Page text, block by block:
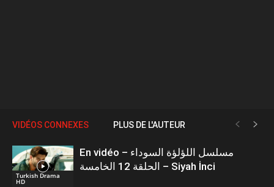
VIDÉOS CONNEXES PLUS DE L'AUTEUR
Turkish Drama
HD
En vidéo – مسلسل اللؤلؤة السوداء
الحلقة 12 الخامسة – Siyah İnci